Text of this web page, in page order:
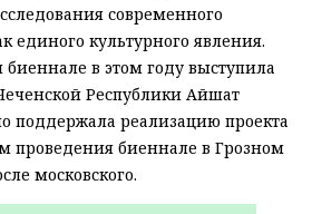
современного
единого культурного явления.
в этом году выступила
Республики Айшат
поддержала реализацию проекта
проведения биеннале в Грозном
московского.